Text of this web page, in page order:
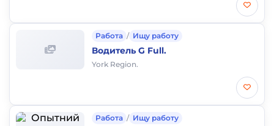
Работа / Ищу работу
Водитель G Full.
York Region.
Работа / Ищу работу